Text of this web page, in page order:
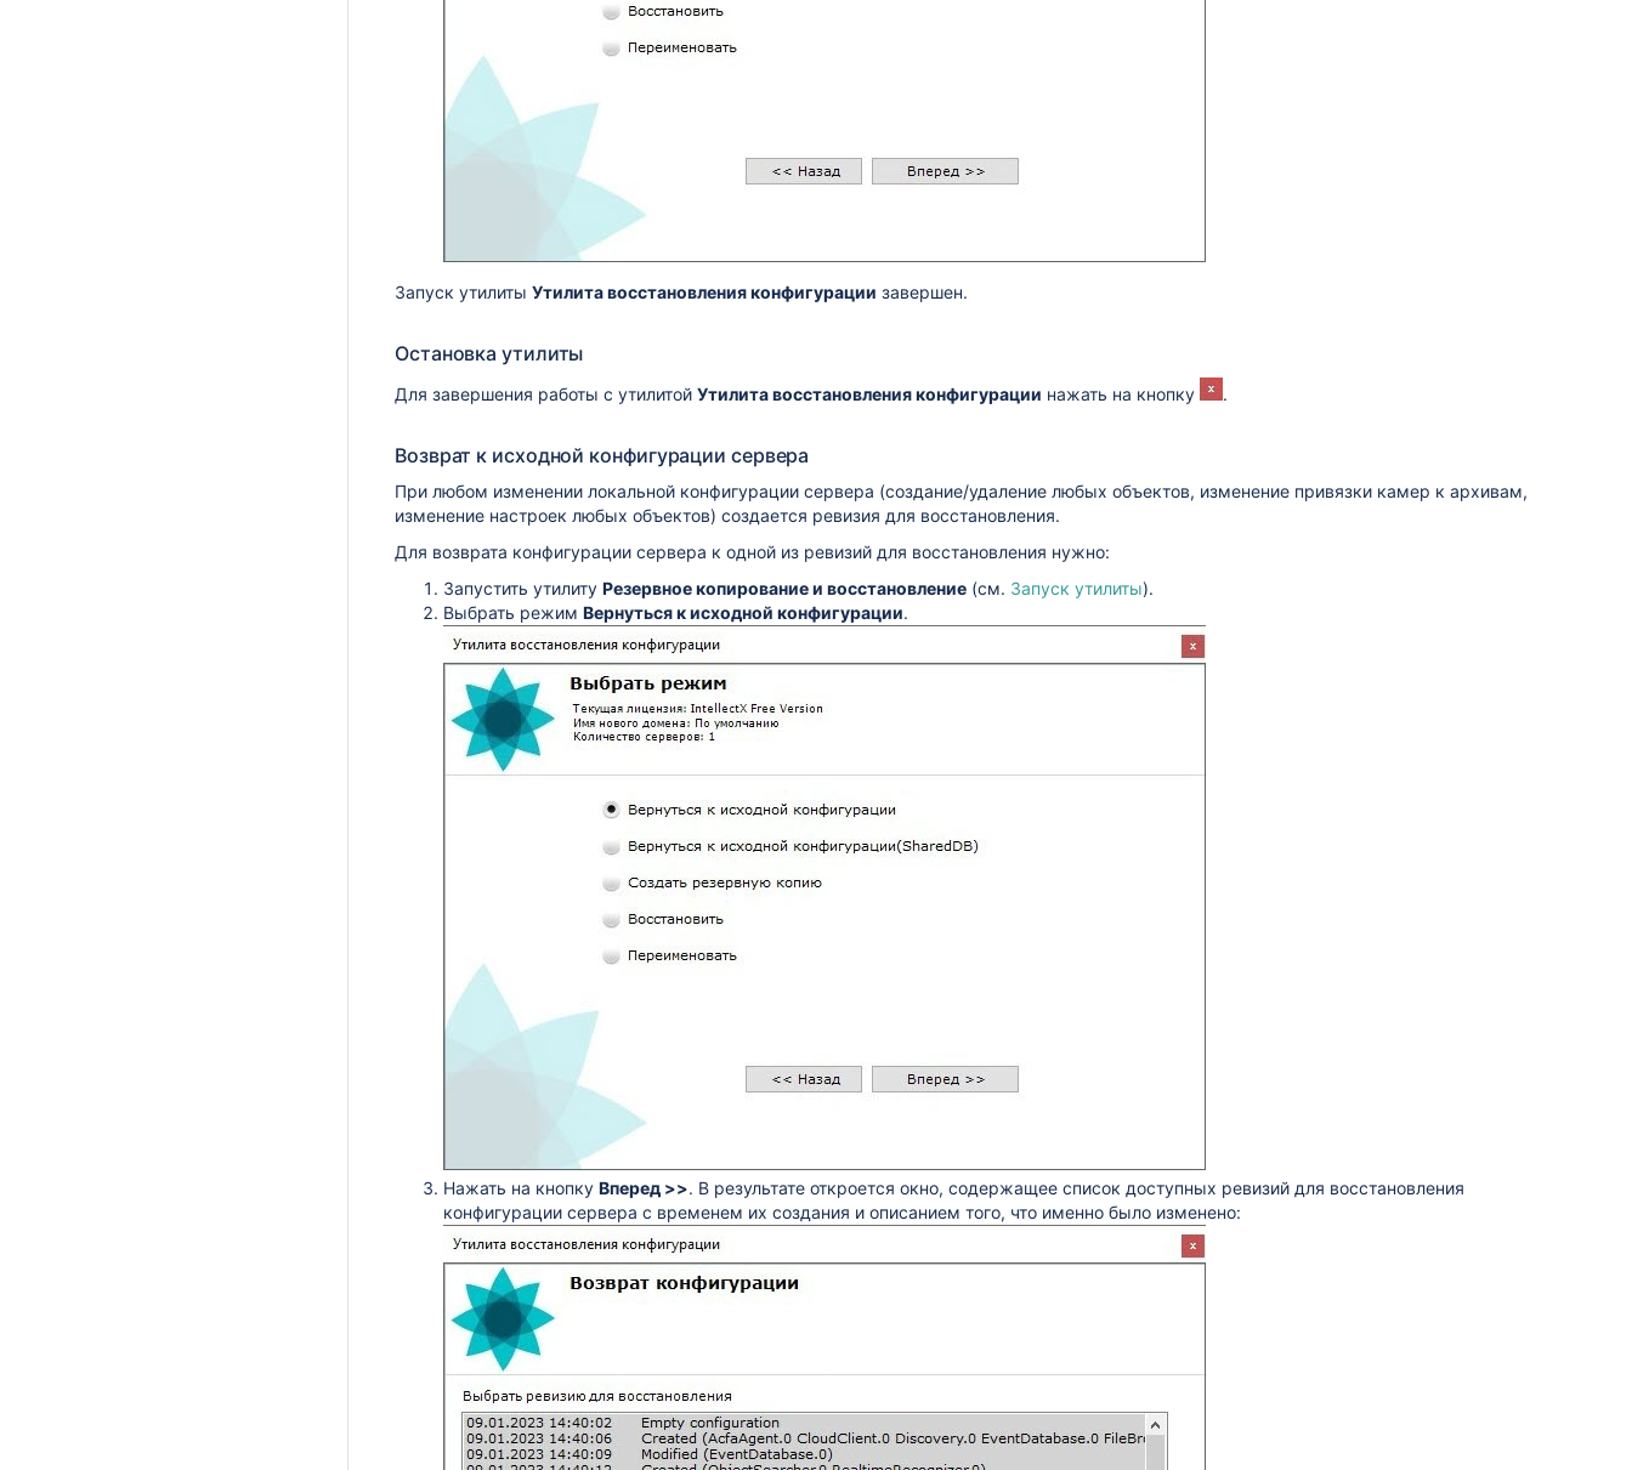
Запуск утилиты Утилита восстановления конфигурации завершен.
Остановка утилиты
Для завершения работы с утилитой Утилита восстановления конфигурации нажать на кнопку .
Возврат к исходной конфигурации сервера
При любом изменении локальной конфигурации сервера (создание/удаление любых объектов, изменение привязки камер к архивам,
изменение настроек любых объектов) создается ревизия для восстановления.
Для возврата конфигурации сервера к одной из ревизий для восстановления нужно:
Запустить утилиту Резервное копирование и восстановление (см. Запуск утилиты).
Выбрать режим Вернуться к исходной конфигурации.
Нажать на кнопку Вперед >>. В результате откроется окно, содержащее список доступных ревизий для восстановления
конфигурации сервера с временем их создания и описанием того, что именно было изменено: